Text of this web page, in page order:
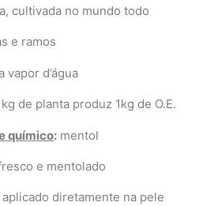
cultivada no mundo todo
e ramos
vapor d’água
de planta produz 1kg de O.E.
químico: mentol
e mentolado
diretamente na pele